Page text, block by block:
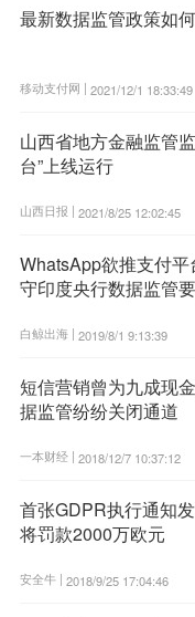
最新数据监管政策如
移动支付网 | 2021/12/1 18:33:49
山西省地方金融监管
台”上线运行
山西日报 | 2021/8/25 12:02:45
WhatsApp欲推支付
守印度央行数据监管
白鲸出海 | 2019/8/1 9:13:39
短信营销曾为九成现
据监管纷纷关闭通道
一本财经 | 2018/12/7 10:37:12
首张GDPR执行通知
将罚款2000万欧元
安全牛 | 2018/9/25 17:04:46